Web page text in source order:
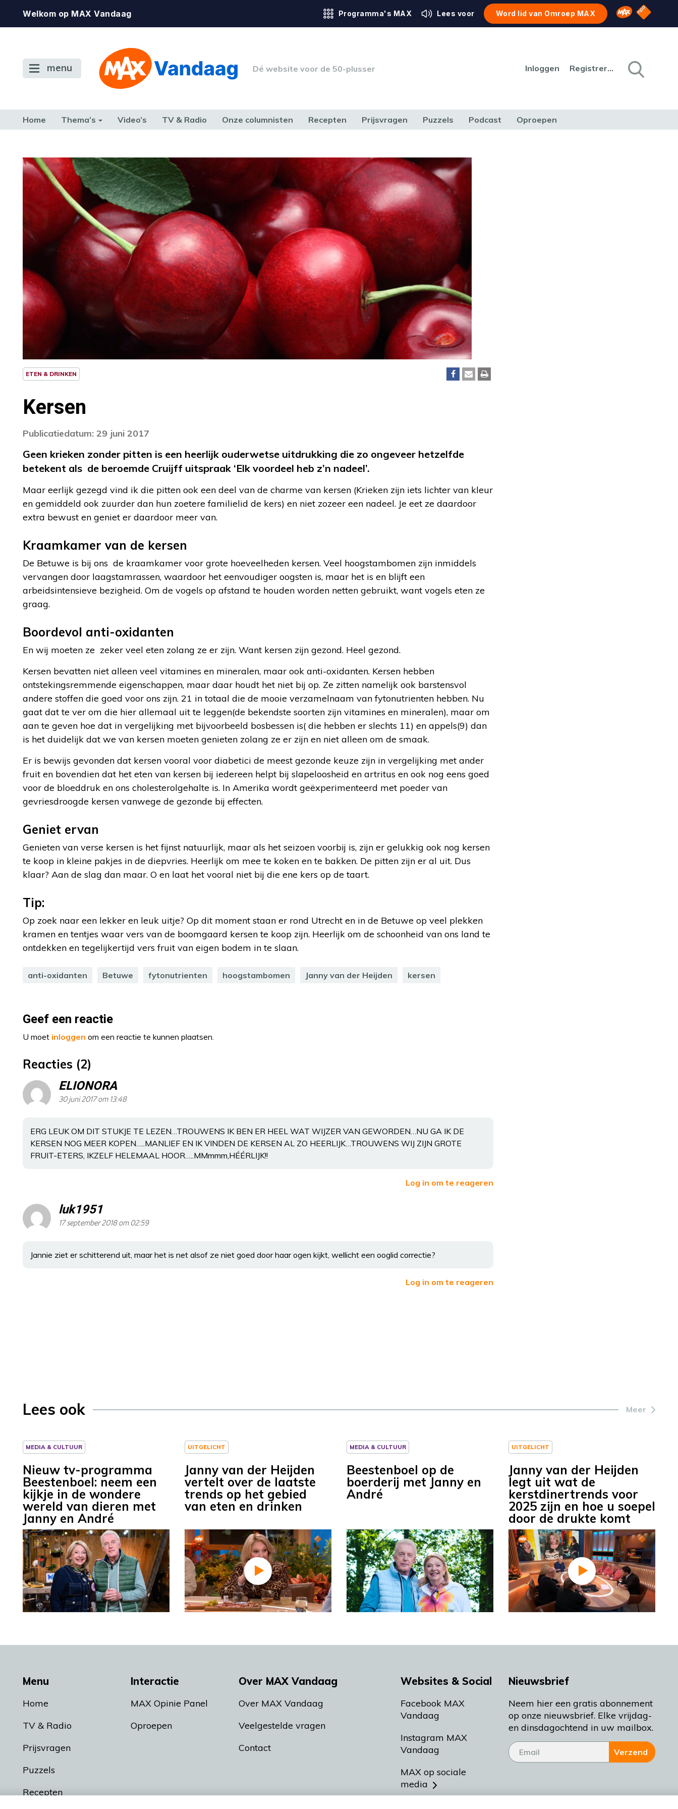
Welkom op MAX Vandaag Programma's MAX Lees voor Word lid van Omroep MAX Omroep MAX
NPO
menu Dé website voor de 50-plusser Inloggen Registreren
Home Thema’s Video’s TV & Radio Onze columnisten Recepten Prijsvragen Puzzels Podcast Oproepen
ETEN & DRINKEN
Kersen
Publicatiedatum: 29 juni 2017
Geen krieken zonder pitten is een heerlijk ouderwetse uitdrukking die zo ongeveer hetzelfde
betekent als de beroemde Cruijff uitspraak ‘Elk voordeel heb z’n nadeel’.
Maar eerlijk gezegd vind ik die pitten ook een deel van de charme van kersen (Krieken zijn iets lichter van kleur
en gemiddeld ook zuurder dan hun zoetere familielid de kers) en niet zozeer een nadeel. Je eet ze daardoor
extra bewust en geniet er daardoor meer van.
Kraamkamer van de kersen
De Betuwe is bij ons de kraamkamer voor grote hoeveelheden kersen. Veel hoogstambomen zijn inmiddels
vervangen door laagstamrassen, waardoor het eenvoudiger oogsten is, maar het is en blijft een
arbeidsintensieve bezigheid. Om de vogels op afstand te houden worden netten gebruikt, want vogels eten ze
graag.
Boordevol anti-oxidanten
En wij moeten ze zeker veel eten zolang ze er zijn. Want kersen zijn gezond. Heel gezond.
Kersen bevatten niet alleen veel vitamines en mineralen, maar ook anti-oxidanten. Kersen hebben
ontstekingsremmende eigenschappen, maar daar houdt het niet bij op. Ze zitten namelijk ook barstensvol
andere stoffen die goed voor ons zijn. 21 in totaal die de mooie verzamelnaam van fytonutrienten hebben. Nu
gaat dat te ver om die hier allemaal uit te leggen(de bekendste soorten zijn vitamines en mineralen), maar om
aan te geven hoe dat in vergelijking met bijvoorbeeld bosbessen is( die hebben er slechts 11) en appels(9) dan
is het duidelijk dat we van kersen moeten genieten zolang ze er zijn en niet alleen om de smaak.
Er is bewijs gevonden dat kersen vooral voor diabetici de meest gezonde keuze zijn in vergelijking met ander
fruit en bovendien dat het eten van kersen bij iedereen helpt bij slapeloosheid en artritus en ook nog eens goed
voor de bloeddruk en ons cholesterolgehalte is. In Amerika wordt geëxperimenteerd met poeder van
gevriesdroogde kersen vanwege de gezonde bij effecten.
Geniet ervan
Genieten van verse kersen is het fijnst natuurlijk, maar als het seizoen voorbij is, zijn er gelukkig ook nog kersen
te koop in kleine pakjes in de diepvries. Heerlijk om mee te koken en te bakken. De pitten zijn er al uit. Dus
klaar? Aan de slag dan maar. O en laat het vooral niet bij die ene kers op de taart.
Tip:
Op zoek naar een lekker en leuk uitje? Op dit moment staan er rond Utrecht en in de Betuwe op veel plekken
kramen en tentjes waar vers van de boomgaard kersen te koop zijn. Heerlijk om de schoonheid van ons land te
ontdekken en tegelijkertijd vers fruit van eigen bodem in te slaan.
anti-oxidanten Betuwe fytonutrienten hoogstambomen Janny van der Heijden kersen
Geef een reactie
U moet inloggen om een reactie te kunnen plaatsen.
Reacties (2)
ELIONORA
30 juni 2017 om 13:48
ERG LEUK OM DIT STUKJE TE LEZEN…TROUWENS IK BEN ER HEEL WAT WIJZER VAN GEWORDEN…NU GA IK DE
KERSEN NOG MEER KOPEN…..MANLIEF EN IK VINDEN DE KERSEN AL ZO HEERLIJK…TROUWENS WIJ ZIJN GROTE
FRUIT-ETERS, IKZELF HELEMAAL HOOR…..MMmmm,HÉÉRLIJK!!
Log in om te reageren
luk1951
17 september 2018 om 02:59
Jannie ziet er schitterend uit, maar het is net alsof ze niet goed door haar ogen kijkt, wellicht een ooglid correctie?
Log in om te reageren
Lees ook Meer
MEDIA & CULTUUR
Nieuw tv-programma
Beestenboel: neem een
kijkje in de wondere
wereld van dieren met
Janny en André
UITGELICHT
Janny van der Heijden
vertelt over de laatste
trends op het gebied
van eten en drinken
MEDIA & CULTUUR
Beestenboel op de
boerderij met Janny en
André
UITGELICHT
Janny van der Heijden
legt uit wat de
kerstdinertrends voor
2025 zijn en hoe u soepel
door de drukte komt
Menu
Home
TV & Radio
Prijsvragen
Puzzels
Recepten
Interactie
MAX Opinie Panel
Oproepen
Over MAX Vandaag
Over MAX Vandaag
Veelgestelde vragen
Contact
Websites & Social
Facebook MAX
Vandaag
Instagram MAX
Vandaag
MAX op sociale
media
Nieuwsbrief
Neem hier een gratis abonnement
op onze nieuwsbrief. Elke vrijdag-
en dinsdagochtend in uw mailbox.
Verzend